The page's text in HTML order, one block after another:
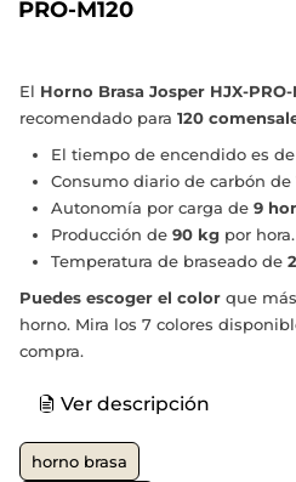
PRO-M120
El Horno Brasa Josper HJX-PRO-
recomendado para 120
El tiempo de encendido es de
Consumo diario de carbón de
Autonomía por carga de 9
Producción de 90 kg por hora.
Temperatura de braseado de
Puedes escoger el color que
horno. Mira los 7 colores
compra.
Ver descripción
horno brasa